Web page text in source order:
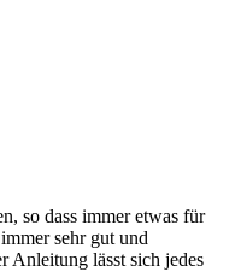
so dass immer etwas für
sehr gut und
Anleitung lässt sich jedes